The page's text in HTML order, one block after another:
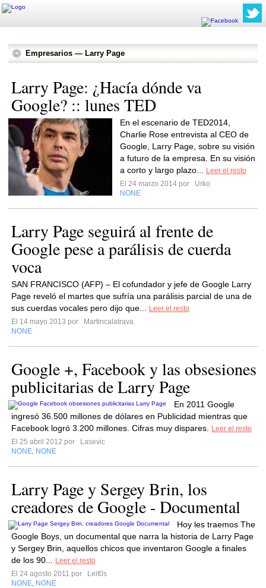
Empresarios — Larry Page
Larry Page: ¿Hacía dónde va
Google? :: lunes TED
En el escenario de TED2014,
Charlie Rose entrevista al CEO de
Google, Larry Page, sobre su visión
a futuro de la empresa. En su visión
a corto y largo plazo...
Leer el resto
El 24 marzo 2014 por
Urko
NONE
Larry Page seguirá al frente de
Google pese a parálisis de cuerda
voca
SAN FRANCISCO (AFP) – El cofundador y jefe de Google Larry
Page reveló el martes que sufría una parálisis parcial de una de
sus cuerdas vocales pero dijo que...
Leer el resto
El 14 mayo 2013 por
Martincalatrava
NONE
Google +, Facebook y las obsesiones
publicitarias de Larry Page
En 2011 Google
ingresó 36.500 millones de dólares en Publicidad mientras que
Facebook logró 3.200 millones. Cifras muy dispares.
Leer el resto
El 25 abril 2012 por
Lasevic
NONE NONE
Larry Page y Sergey Brin, los
creadores de Google - Documental
Hoy les traemos The
Google Boys, un documental que narra la historia de Larry Page
y Sergey Brin, aquellos chicos que inventaron Google a finales
de los 90...
Leer el resto
El 24 agosto 2011 por
Leit0s
NONE NONE